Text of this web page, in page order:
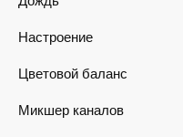
Настроение
Цветовой баланс
Микшер каналов